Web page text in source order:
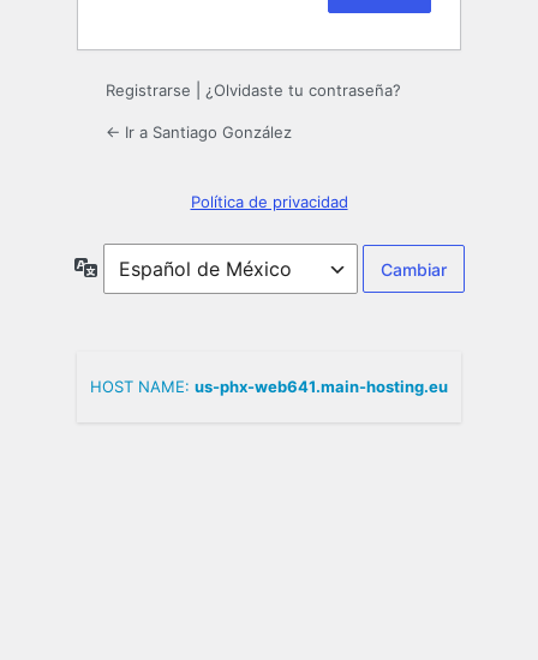
Registrarse ¿Olvidaste tu contraseña?
← Ir a Santiago González
Política de privacidad
Idioma
HOST NAME: us-phx-web641.main-hosting.eu